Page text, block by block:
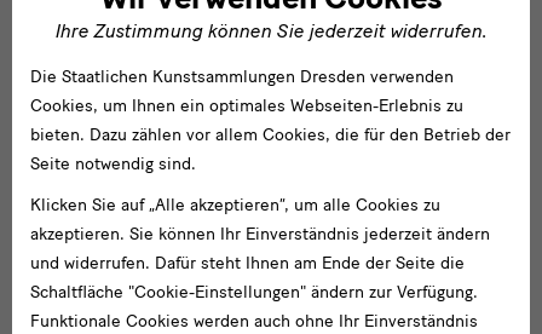
Weltweit
Die Staatlichen Kunstsammlungen Dresden verstehen ihre
national wie international wirksame Arbeit auch als einen Beitrag
gegen Fremdenfeindlichkeit und für eine weltoffene, tolerante
und friedliche Gesellschaft. Für Menschen, die ihr kulturelles
Erbe aufgrund der politischen Entwicklungen in ihren
Heimatländern verloren haben, gewinnen die SKD zunehmend an
Dresden, Leipzig und Herrnhut verstehen sich als ein Archiv der
Weltkulturen und wollen künftig intensiver mit Institutionen und
Wissenschaftlern aus den Herkunftsländern ihrer Objekte
zusammenarbeiten, um die Bestände systematisch zu
erschließen.
Ihre Zustimmung können Sie jederzeit widerrufen.
Die Staatlichen Kunstsammlungen Dresden verwenden
Cookies, um Ihnen ein optimales Webseiten-Erlebnis zu
bieten. Dazu zählen vor allem Cookies, die für den Betrieb der
Seite notwendig sind.
Klicken Sie auf „Alle akzeptieren“, um alle Cookies zu
akzeptieren. Sie können Ihr Einverständnis jederzeit ändern
und widerrufen. Dafür steht Ihnen am Ende der Seite die
Schaltfläche "Cookie-Einstellungen" ändern zur Verfügung.
Funktionale Cookies werden auch ohne Ihr Einverständnis